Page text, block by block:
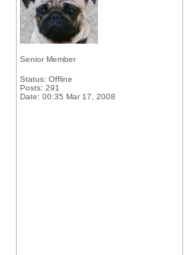
Senior Member
Status: Offline
Posts: 291
Date: 00:35 Mar 17, 2008